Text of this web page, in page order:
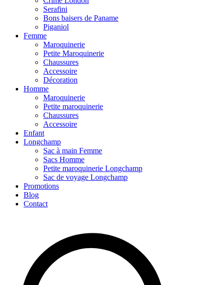
Serafini
Bons baisers de Paname
Piganiol
Femme
Maroquinerie
Petite Maroquinerie
Chaussures
Accessoire
Décoration
Homme
Maroquinerie
Petite maroquinerie
Chaussures
Accessoire
Enfant
Longchamp
Sac à main Femme
Sacs Homme
Petite maroquinerie Longchamp
Sac de voyage Longchamp
Promotions
Blog
Contact